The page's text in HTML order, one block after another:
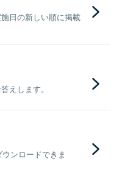
日の新しい順に掲載
えします。
ンロードできま